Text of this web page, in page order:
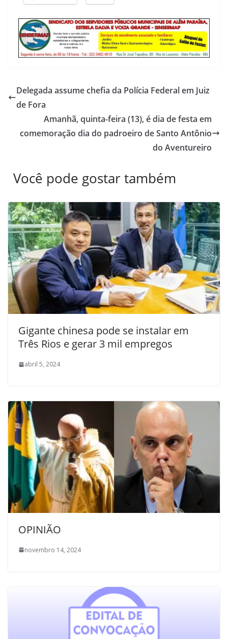
Delegada assume chefia da Polícia Federal em Juiz
de Fora
Amanhã, quinta-feira (13), é dia de festa em
comemoração dia do padroeiro de Santo Antônio
do Aventureiro
Você pode gostar também
Gigante chinesa pode se instalar em
Três Rios e gerar 3 mil empregos
abril 5, 2024
OPINIÃO
novembro 14, 2024